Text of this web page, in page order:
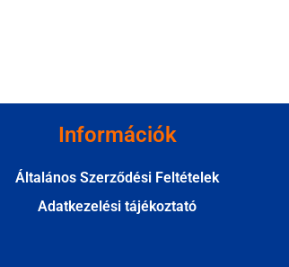
Információk
Általános Szerződési Feltételek
Adatkezelési tájékoztató